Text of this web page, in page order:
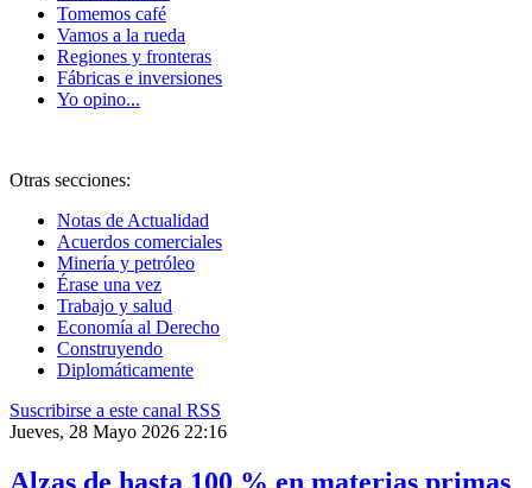
Tomemos café
Vamos a la rueda
Regiones y fronteras
Fábricas e inversiones
Yo opino...
Otras secciones:
Notas de Actualidad
Acuerdos comerciales
Minería y petróleo
Érase una vez
Trabajo y salud
Economía al Derecho
Construyendo
Diplomáticamente
Suscribirse a este canal RSS
Jueves, 28 Mayo 2026 22:16